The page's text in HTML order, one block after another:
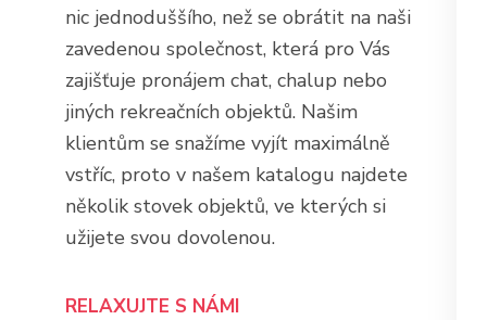
nic jednoduššího, než se obrátit na naši
zavedenou společnost, která pro Vás
zajišťuje pronájem chat, chalup nebo
jiných rekreačních objektů. Našim
klientům se snažíme vyjít maximálně
vstříc, proto v našem katalogu najdete
několik stovek objektů, ve kterých si
užijete svou dovolenou.
RELAXUJTE S NÁMI